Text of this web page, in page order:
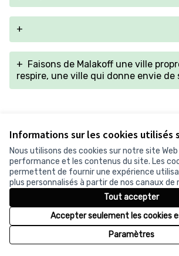
Informations sur les cookies utilisés
Nous utilisons des cookies sur notre site
performance et les contenus du site. Les
permettent de fournir une expérience
plus personnalisés à partir de nos canaux de
Tout accepter
Accepter seulement les cookies
Paramètres
+
+ Faisons de Malakoff une ville
respire, une ville qui donne envie de
Version 1 de 1
Conditions d'utilisation
Paramètres des cookies
Site réalisé grâce aulogiciel libre Decidim .